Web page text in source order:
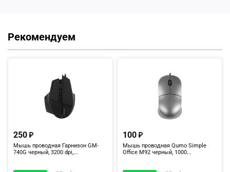
Рекомендуем
250
Мышь проводная Гарнизон GM-
740G черный, 3200 dpi,...
100
Мышь проводная Qumo Simple
Office M92 черный, 1000...